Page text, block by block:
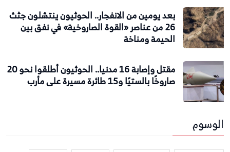
بعد يومين من الانفجار.. الحوثيون ينتشلون جثث
26 من عناصر «القوة الصاروخية» في نفق بين
الحيمة ومناخة
مقتل وإصابة 16 مدنيا.. الحوثيون أطلقوا نحو 20
صاروخًا بالستيًا و15 طائرة مسيرة على مأرب
الوسوم